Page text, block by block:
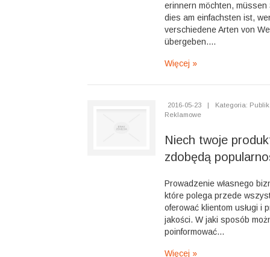
erinnern möchten,
dies am einfachsten ist,
verschiedene Arten von
übergeben....
Więcej »
2016-05-23 |
Kategoria:
Reklamowe
Niech twoje
zdobędą
Prowadzenie własnego
które polega przede
oferować klientom usługi i
jakości. W jaki sposób
poinformować...
Więcej »